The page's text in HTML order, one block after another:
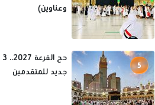
وعناوين)
5
جديد للمتقدمين